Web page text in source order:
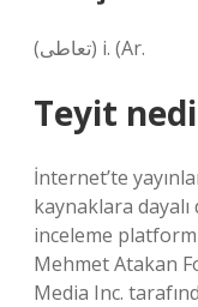
(ﺗﻌﺎﻃﻰ) i. (Ar.
Teyit
İnternet’te
kaynaklara
inceleme
Mehmet Atakan
Media Inc.